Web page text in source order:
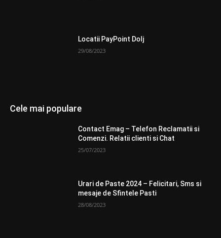
Locatii PayPoint Dolj
29/08/2023
Cele mai populare
Contact Emag – Telefon Reclamatii si
Comenzi. Relatii clienti si Chat
25/07/2023
Urari de Paste 2024 – Felicitari, Sms si
mesaje de Sfintele Pasti
28/08/2023